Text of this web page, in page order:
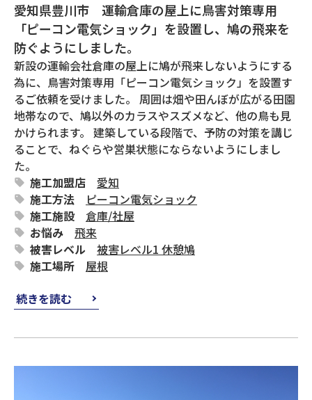
愛知県豊川市 運輸倉庫の屋上に鳥害対策専用
「ピーコン電気ショック」を設置し、鳩の飛来を
防ぐようにしました。
新設の運輸会社倉庫の屋上に鳩が飛来しないようにする
為に、鳥害対策専用「ピーコン電気ショック」を設置す
るご依頼を受けました。 周囲は畑や田んぼが広がる田園
地帯なので、鳩以外のカラスやスズメなど、他の鳥も見
かけられます。 建築している段階で、予防の対策を講じ
ることで、ねぐらや営巣状態にならないようにしまし
た。
施工加盟店
愛知
施工方法
ピーコン電気ショック
施工施設
倉庫/社屋
お悩み
飛来
被害レベル
被害レベル1 休憩鳩
施工場所
屋根
続きを読む